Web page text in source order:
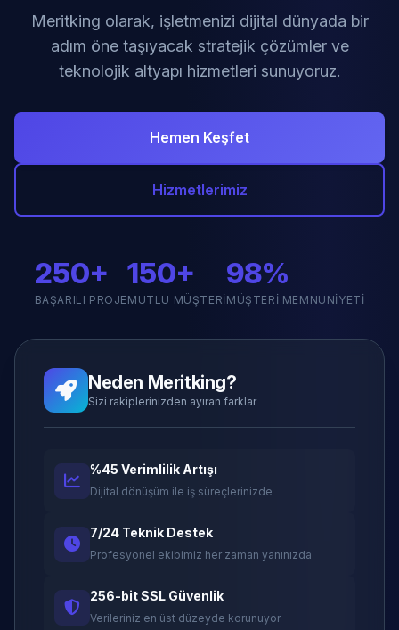
Meritking olarak, işletmenizi dijital dünyada bir
adım öne taşıyacak stratejik çözümler ve
teknolojik altyapı hizmetleri sunuyoruz.
Hemen Keşfet
Hizmetlerimiz
250+
BAŞARILI PROJE
150+
MUTLU MÜŞTERI
98%
MÜŞTERI MEMNUNIYETI
Neden Meritking?
Sizi rakiplerinizden ayıran farklar
%45 Verimlilik Artışı
Dijital dönüşüm ile iş süreçlerinizde
7/24 Teknik Destek
Profesyonel ekibimiz her zaman yanınızda
256-bit SSL Güvenlik
Verileriniz en üst düzeyde korunuyor